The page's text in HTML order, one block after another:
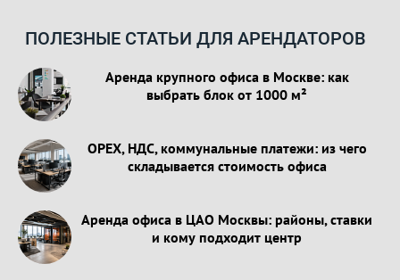
ПОЛЕЗНЫЕ СТАТЬИ ДЛЯ АРЕНДАТОРОВ
Аренда крупного офиса в Москве: как
выбрать блок от 1000 м²
OPEX, НДС, коммунальные платежи: из чего
складывается стоимость офиса
Аренда офиса в ЦАО Москвы: районы, ставки
и кому подходит центр